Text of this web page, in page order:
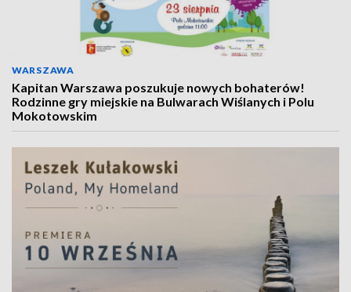
WARSZAWA
Kapitan Warszawa poszukuje nowych bohaterów!
Rodzinne gry miejskie na Bulwarach Wiślanych i Polu
Mokotowskim